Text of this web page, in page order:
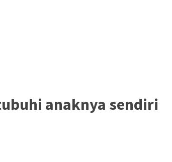
anaknya sendiri